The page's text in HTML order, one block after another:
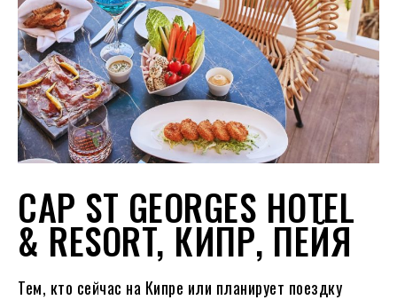
CAP ST GEORGES HOTEL
& RESORT, КИПР, ПЕЙЯ
Тем, кто сейчас на Кипре или планирует поездку